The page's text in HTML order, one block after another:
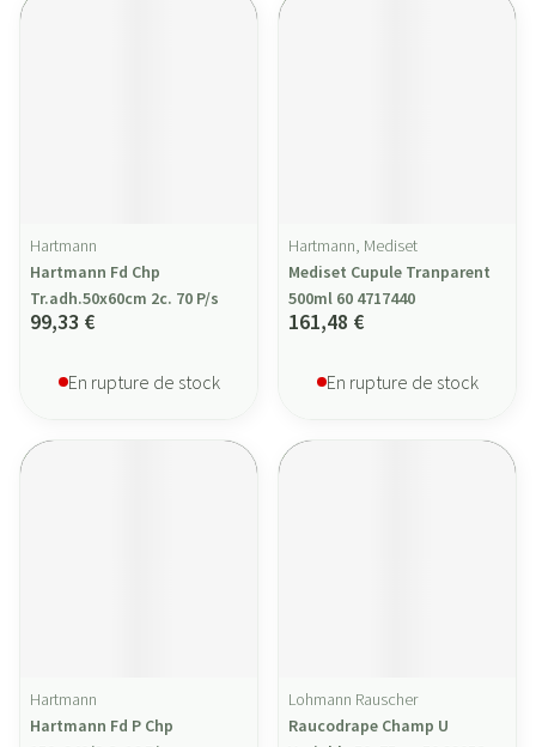
Hartmann
Hartmann Fd Chp
Tr.adh.50x60cm 2c. 70 P/s
99,33 €
En rupture de stock
Hartmann, Mediset
Mediset Cupule Tranparent
500ml 60 4717440
161,48 €
En rupture de stock
Hartmann
Hartmann Fd P Chp
Lohmann Rauscher
Raucodrape Champ U